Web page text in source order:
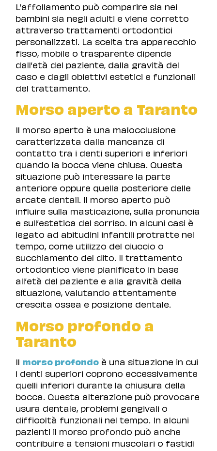
L’affollamento può comparire sia nei
bambini sia negli adulti e viene corretto
attraverso trattamenti ortodontici
personalizzati. La scelta tra apparecchio
fisso, mobile o trasparente dipende
dall’età del paziente, dalla gravità del
caso e dagli obiettivi estetici e funzionali
del trattamento.
Morso aperto a Taranto
Il morso aperto è una malocclusione
caratterizzata dalla mancanza di
contatto tra i denti superiori e inferiori
quando la bocca viene chiusa. Questa
situazione può interessare la parte
anteriore oppure quella posteriore delle
arcate dentali. Il morso aperto può
influire sulla masticazione, sulla pronuncia
e sull’estetica del sorriso. In alcuni casi è
legato ad abitudini infantili protratte nel
tempo, come utilizzo del ciuccio o
succhiamento del dito. Il trattamento
ortodontico viene pianificato in base
all’età del paziente e alla gravità della
situazione, valutando attentamente
crescita ossea e posizione dentale.
Morso profondo a
Taranto
Il morso profondo è una situazione in cui
i denti superiori coprono eccessivamente
quelli inferiori durante la chiusura della
bocca. Questa alterazione può provocare
usura dentale, problemi gengivali o
difficoltà funzionali nel tempo. In alcuni
pazienti il morso profondo può anche
contribuire a tensioni muscolari o fastidi